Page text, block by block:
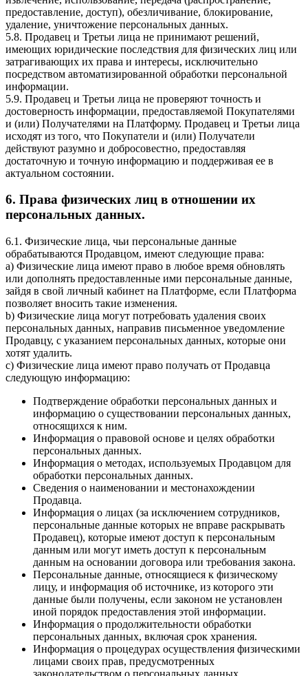
предоставление, доступ), обезличивание, блокирование,
удаление, уничтожение персональных данных.
5.8. Продавец и Третьи лица не принимают решений,
имеющих юридические последствия для физических лиц или
затрагивающих их права и интересы, исключительно
посредством автоматизированной обработки персональной
информации.
5.9. Продавец и Третьи лица не проверяют точность и
достоверность информации, предоставляемой Покупателями
и (или) Получателями на Платформу. Продавец и Третьи лица
исходят из того, что Покупатели и (или) Получатели
действуют разумно и добросовестно, предоставляя
достаточную и точную информацию и поддерживая ее в
актуальном состоянии.
6. Права физических лиц в отношении их
персональных данных.
6.1. Физические лица, чьи персональные данные
обрабатываются Продавцом, имеют следующие права:
a) Физические лица имеют право в любое время обновлять
или дополнять предоставленные ими персональные данные,
зайдя в свой личный кабинет на Платформе, если Платформа
позволяет вносить такие изменения.
b) Физические лица могут потребовать удаления своих
персональных данных, направив письменное уведомление
Продавцу, с указанием персональных данных, которые они
хотят удалить.
c) Физические лица имеют право получать от Продавца
следующую информацию:
Подтверждение обработки персональных данных и
информацию о существовании персональных данных,
относящихся к ним.
Информация о правовой основе и целях обработки
персональных данных.
Информация о методах, используемых Продавцом для
обработки персональных данных.
Сведения о наименовании и местонахождении
Продавца.
Информация о лицах (за исключением сотрудников,
персональные данные которых не вправе раскрывать
Продавец), которые имеют доступ к персональным
данным или могут иметь доступ к персональным
данным на основании договора или требования закона.
Персональные данные, относящиеся к физическому
лицу, и информация об источнике, из которого эти
данные были получены, если законом не установлен
иной порядок предоставления этой информации.
Информация о продолжительности обработки
персональных данных, включая срок хранения.
Информация о процедурах осуществления физическими
лицами своих прав, предусмотренных